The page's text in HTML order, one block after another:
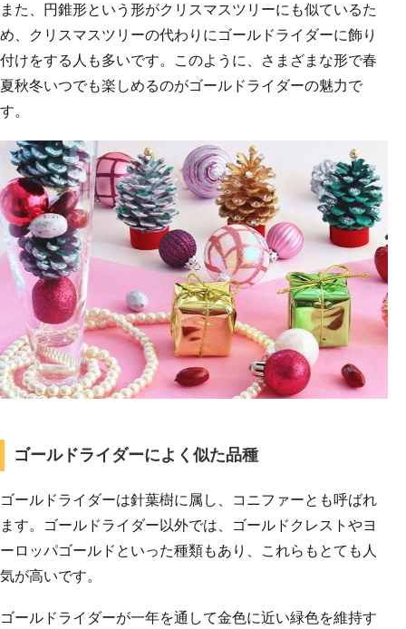
また、円錐形という形がクリスマスツリーにも似ているた
め、クリスマスツリーの代わりにゴールドライダーに飾り
付けをする人も多いです。このように、さまざまな形で春
夏秋冬いつでも楽しめるのがゴールドライダーの魅力で
す。
ゴールドライダーによく似た品種
ゴールドライダーは針葉樹に属し、コニファーとも呼ばれ
ます。ゴールドライダー以外では、ゴールドクレストやヨ
ーロッパゴールドといった種類もあり、これらもとても人
気が高いです。
ゴールドライダーが一年を通して金色に近い緑色を維持す